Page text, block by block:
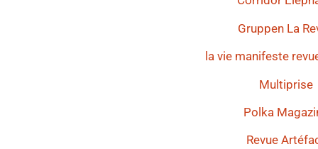
Gruppen La
la vie manifeste
Multiprise
Polka
Revue